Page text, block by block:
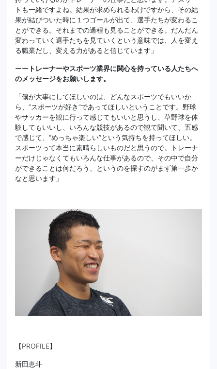
トも一緒ですよね。結果が求められるわけですから、その結
果が結びついた時に１つゴールが出て、選手たちが変わるこ
とができる。それまでの過程も見ることができる。だんだん
変わっていく選手たちを見ていくという意味では、人を変え
る職業だし、変える力があると信じています」
ーー トレーナーやスポーツ業界に関心を持っている人たちへ
のメッセージをお願いします。
「僕が大事にしてほしいのは、どんなスポーツでもいいか
ら、”スポーツが好き”であってほしいということです。野球
やサッカーを観に行って感じてもいいと思うし、草野球を体
験してもいいし、いろんな競技があるので観て聞いて、五感
で感じて、”めっちゃ楽しい”という気持ちを持ってほしい。
スポーツって本当に素晴らしいものだと思うので。トレーナ
ーだけじゃなくてもいろんな仕事があるので、その中で自分
ができることは何だろう、というのを探すのがまず第一歩か
なと思います」
【PROFILE】
新田恵斗